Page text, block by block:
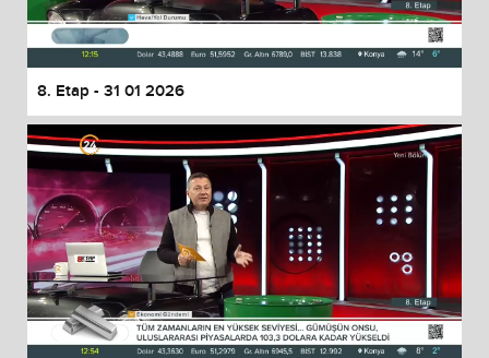
8. Etap - 31 01 2026